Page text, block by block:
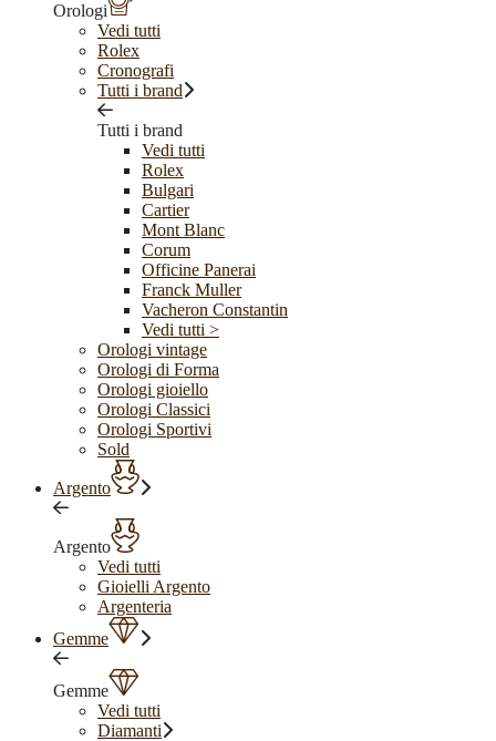
Orologi
Vedi tutti
Rolex
Cronografi
Tutti i brand
Tutti i brand
Vedi tutti
Rolex
Bulgari
Cartier
Mont Blanc
Corum
Officine Panerai
Franck Muller
Vacheron Constantin
Vedi tutti >
Orologi vintage
Orologi di Forma
Orologi gioiello
Orologi Classici
Orologi Sportivi
Sold
Argento
Argento
Vedi tutti
Gioielli Argento
Argenteria
Gemme
Gemme
Vedi tutti
Diamanti